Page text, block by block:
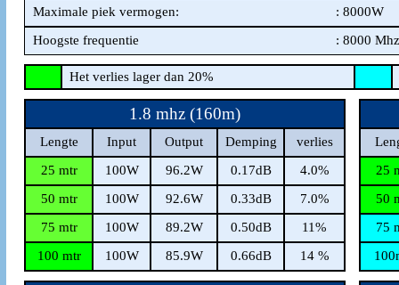
Maximale piek vermogen:
: 8000W
Hoogste frequentie
: 8000 Mhz
Het verlies lager dan 20%
1.8 mhz (160m)
Lengte Input Output Demping
verlies
25 mtr
100W 96.2W 0.17dB
4.0%
50 mtr
100W 92.6W 0.33dB
7.0%
75 mtr
100W 89.2W 0.50dB
11%
100 mtr
100W 85.9W 0.66dB 14 %
25
50
75